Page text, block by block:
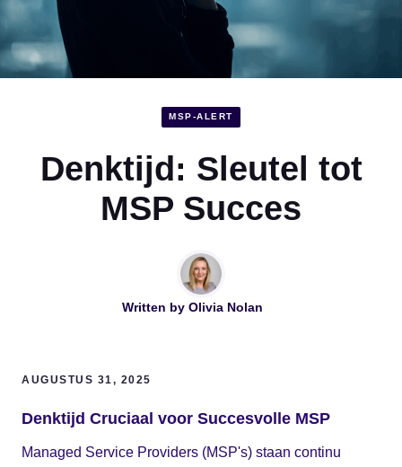
MSP-ALERT
Denktijd: Sleutel tot
MSP Succes
Written by Olivia Nolan
AUGUSTUS 31, 2025
Denktijd Cruciaal voor Succesvolle MSP
Managed Service Providers (MSP's) staan continu